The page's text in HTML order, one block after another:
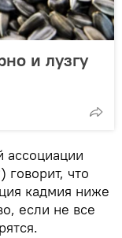
и лузгу
ассоциации
говорит, что
кадмия ниже
если не все